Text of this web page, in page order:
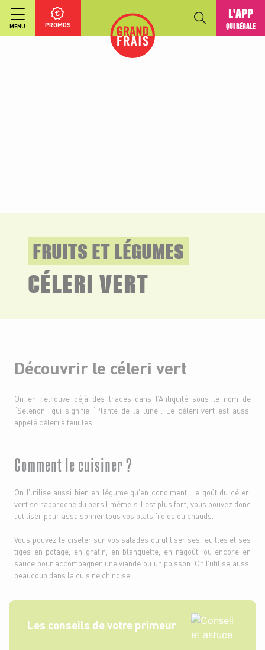
MENU PROMOS
L'APP
QUI RÉGALE
FRUITS ET LÉGUMES
CÉLERI VERT
Découvrir le céleri vert
On en retrouve déjà des traces dans l’Antiquité sous le nom de
“Selenon” qui signifie “Plante de la lune”. Le céleri vert est aussi
appelé céleri à feuilles.
Comment le cuisiner ?
On l’utilise aussi bien en légume qu’en condiment. Le goût du céleri
vert se rapproche du persil même s’il est plus fort, vous pouvez donc
l’utiliser pour assaisonner tous vos plats froids ou chauds.
Vous pouvez le ciseler sur vos salades ou utiliser ses feuilles et ses
tiges en potage, en gratin, en blanquette, en ragoût, ou encore en
sauce pour accompagner une viande ou un poisson. On l’utilise aussi
beaucoup dans la cuisine chinoise.
Les conseils de votre primeur